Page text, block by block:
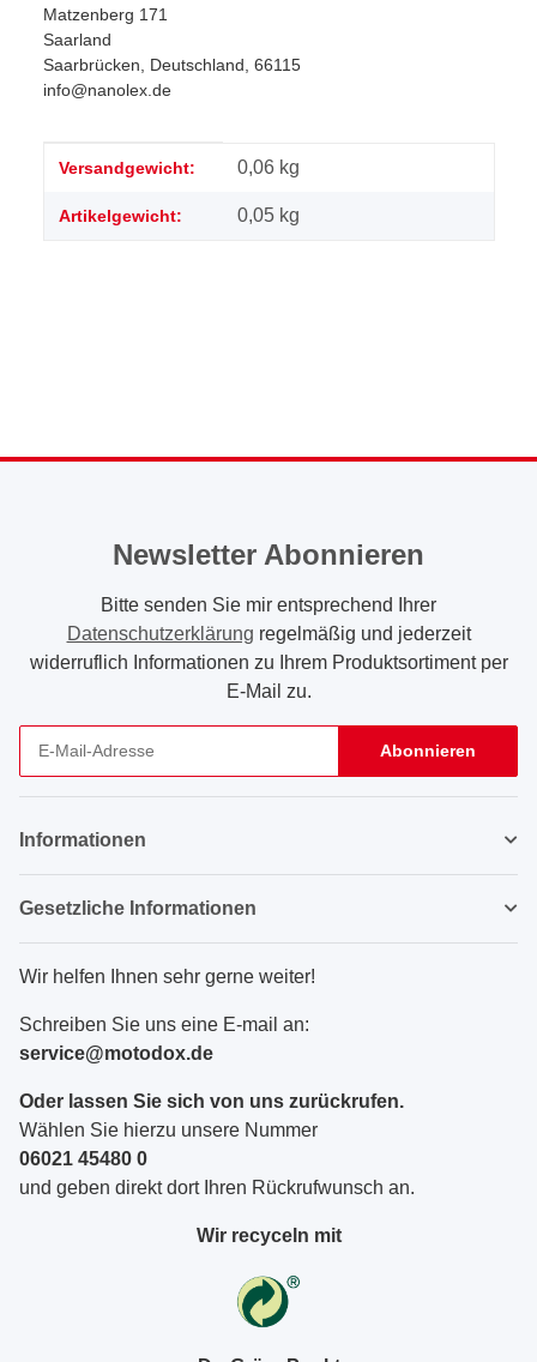
Matzenberg 171
Saarland
Saarbrücken, Deutschland, 66115
info@nanolex.de
Produkteigenschaft
Wert
Versandgewicht: 0,06 kg
Artikelgewicht: 0,05 kg
Newsletter Abonnieren
Bitte senden Sie mir entsprechend Ihrer
Datenschutzerklärung regelmäßig und jederzeit
widerruflich Informationen zu Ihrem Produktsortiment per
E-Mail zu.
Abonnieren
Informationen
Gesetzliche Informationen
Wir helfen Ihnen sehr gerne weiter!
Schreiben Sie uns eine E-mail an:
service@motodox.de
Oder lassen Sie sich von uns zurückrufen.
Wählen Sie hierzu unsere Nummer
06021 45480 0
und geben direkt dort Ihren Rückrufwunsch an.
Wir recyceln mit